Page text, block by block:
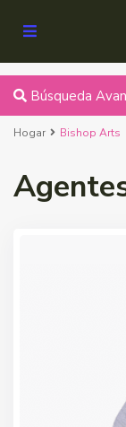
Búsqueda
Hogar Bishop Arts